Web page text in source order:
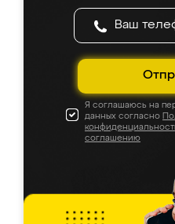
Я соглашаюсь на
данных согласно
соглашению